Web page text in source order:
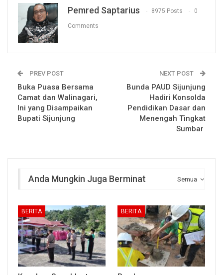
Pemred Saptarius 8975 Posts 0
Comments
PREV POST
Buka Puasa Bersama
Camat dan Walinagari,
Ini yang Disampaikan
Bupati Sijunjung
NEXT POST
Bunda PAUD Sijunjung
Hadiri Konsolda
Pendidikan Dasar dan
Menengah Tingkat
Sumbar
Semua
Anda Mungkin Juga Berminat
BERITA BERITA